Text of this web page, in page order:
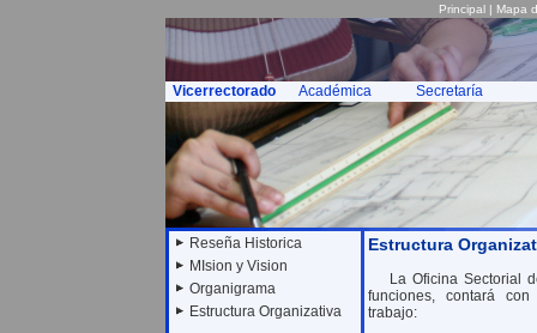
Principal | Mapa
Vicerrectorado Académica Secretaría
Reseña Historica
MIsion y Vision
Organigrama
Estructura Organizativa
Estructura
La Oficina Sectorial
funciones, contará
trabajo: